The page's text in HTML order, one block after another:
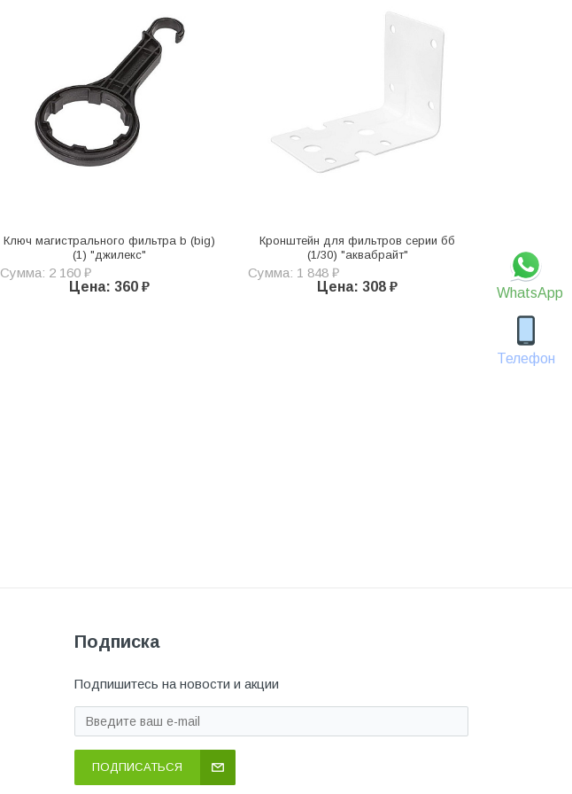
WhatsApp
Телефон
Ключ магистрального фильтра b (big)
(1) "джилекс"
Сумма: 2 160 ₽
Цена: 360 ₽
Кронштейн для фильтров серии бб
(1/30) "аквабрайт"
Сумма: 1 848 ₽
Цена: 308 ₽
Подписка
Подпишитесь на новости и акции
ПОДПИСАТЬСЯ